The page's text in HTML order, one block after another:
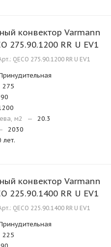
конвектор Varmann
275.90.1200 RR U EV1
QECO 275.90.1200 RR U EV1
275
90
м2
—
20.3
2030
лет.
конвектор Varmann
225.90.1400 RR U EV1
QECO 225.90.1400 RR U EV1
225